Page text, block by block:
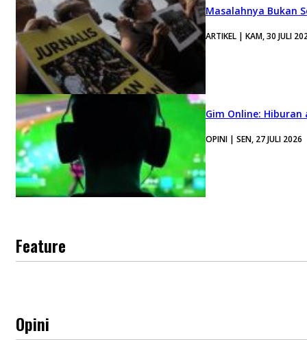
Masalahnya Bukan
ARTIKEL | KAM, 30 JULI
Gim Online:
OPINI | SEN, 27 JULI 2026
Feature
Opini